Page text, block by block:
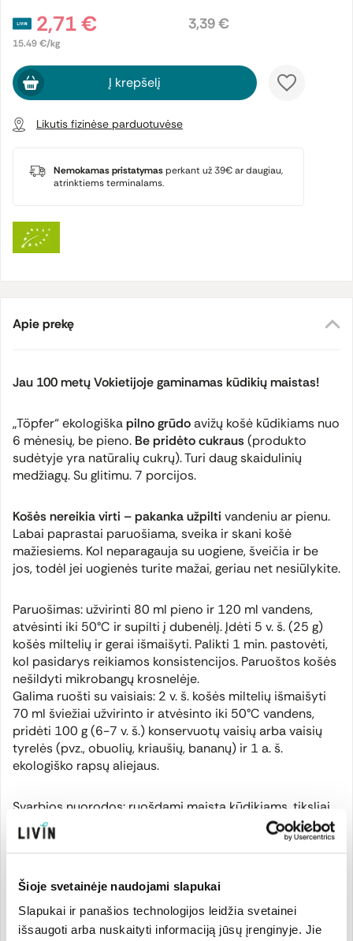
Šioje svetainėje naudojami slapukai
Slapukai ir panašios technologijos leidžia svetainei
išsaugoti arba nuskaityti informaciją jūsų įrenginyje. Jie
2,71 €
15.49 €/kg
3,39 €
Į krepšelį
Likutis fizinėse parduotuvėse
Nemokamas pristatymasperkant už 39€ ar daugiau,
atrinktiems terminalams.
Apie prekę
Jau 100 metų Vokietijoje gaminamas kūdikių maistas!
„Töpfer“ ekologiškapilno grūdoavižų košė kūdikiams nuo
6 mėnesių, be pieno. Be pridėto cukraus(produkto
sudėtyje yra natūralių cukrų). Turi daug skaidulinių
medžiagų. Su glitimu. 7 porcijos.
Košės nereikia virti – pakanka užpilti vandeniu ar pienu.
Labai paprastai paruošiama, sveika ir skani košė
mažiesiems. Kol neparagauja su uogiene, šveičia ir be
jos, todėl jei uogienės turite mažai, geriau net nesiūlykite.
Paruošimas: užvirinti 80 ml pieno ir 120 ml vandens,
atvėsinti iki 50°C ir supilti į dubenėlį. Įdėti 5 v. š. (25 g)
košės miltelių ir gerai išmaišyti. Palikti 1 min. pastovėti,
kol pasidarys reikiamos konsistencijos. Paruoštos košės
nešildyti mikrobangų krosnelėje.
Galima ruošti su vaisiais: 2 v. š. košės miltelių išmaišyti
70 ml šviežiai užvirinto ir atvėsinto iki 50°C vandens,
pridėti 100 g (6-7 v. š.) konservuotų vaisių arba vaisių
tyrelės (pvz., obuolių, kriaušių, bananų) ir 1 a. š.
ekologiško rapsų aliejaus.
Svarbios nuorodos: ruošdami maistą kūdikiams, tiksliai
laikykitės instrukcijos, kad Jūsų kūdikis būtų
aprūpintas reikiamomis maistinėmis medžiagomis. Kas
kartą maistą ruoškite šviežią ir visada maitinkite šaukštu.
Reguliariai prižiūrėkite dantis, ypač prieš miegą.
Atidarius sunaudoti per 2–3 savaites.